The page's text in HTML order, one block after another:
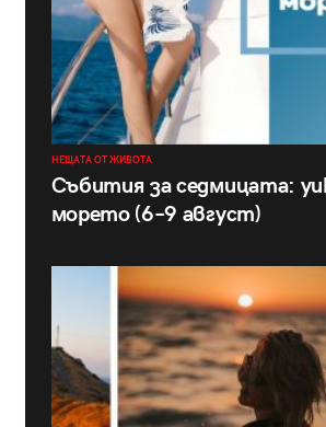
НЕЩАТА ОТ ЖИВОТА
Събития за седмицата:
морето (6–9 август)